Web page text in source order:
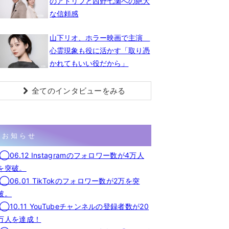
な信頼感
山下リオ、ホラー映画で主演
心霊現象も役に活かす「取り憑
かれてもいい役だから」
全てのインタビューをみる
お知らせ
◯06.12 Instagramのフォロワー数が4万人
突破。
◯06.01 TikTokのフォロワー数が2万を突
。
◯10.11 YouTubeチャンネルの登録者数が20
人を達成！